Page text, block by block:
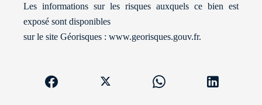
Les informations sur les risques auxquels ce bien est
exposé sont disponibles
sur le site Géorisques : www.georisques.gouv.fr.